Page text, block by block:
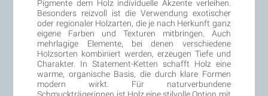
Pigmente dem Holz individuelle Akzente verleihen.
Besonders reizvoll ist die Verwendung exotischer
oder regionaler Holzarten, die je nach Herkunft ganz
eigene Farben und Texturen mitbringen. Auch
mehrlagige Elemente, bei denen verschiedene
Holzsorten kombiniert werden, erzeugen Tiefe und
Charakter. In Statement-Ketten schafft Holz eine
warme, organische Basis, die durch klare Formen
modern wirkt. Für naturverbundene
Schmuckträgerinnen ist Holz eine stilvolle Option mit